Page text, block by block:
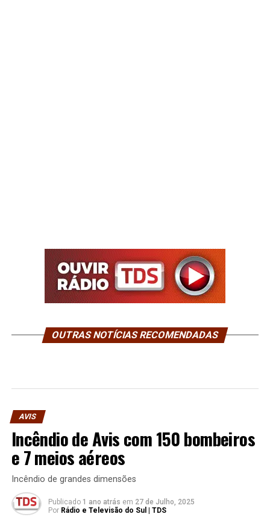
OUTRAS NOTÍCIAS RECOMENDADAS
AVIS
Incêndio de Avis com 150 bombeiros
e 7 meios aéreos
Incêndio de grandes dimensões
Publicado 1 ano atrás em 27 de Julho, 2025
Por Rádio e Televisão do Sul | TDS